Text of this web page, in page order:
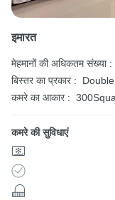
इमारत
मेहमानों की अधिकतम संख्या :
बिस्तर का प्रकार :
Double
कमरे का आकार :
कमरे की सुविधाएं